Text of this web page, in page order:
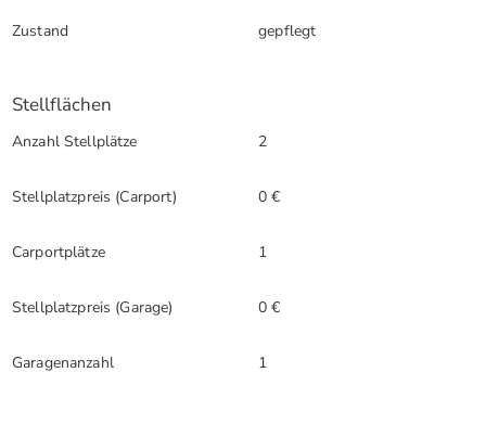
Zustand gepflegt
Stellflächen
Anzahl Stellplätze 2
Stellplatzpreis (Carport) 0 €
Carportplätze 1
Stellplatzpreis (Garage) 0 €
Garagenanzahl 1